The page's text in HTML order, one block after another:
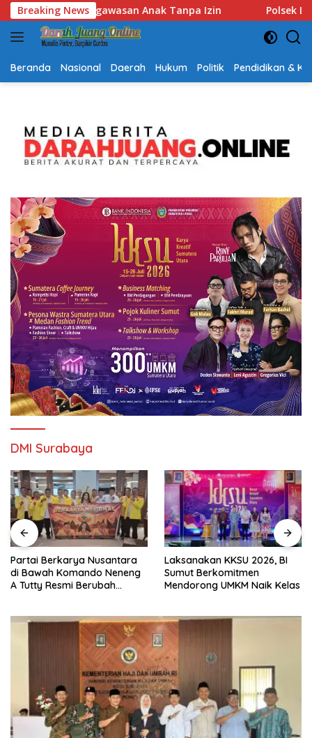
Langsung
ke
konten
Breaking News
Polsek Lubuk Baja Amankan Dua Tersangka Beserta
Beranda Nasional Daerah Hukum Politik Pendidikan &
DMI Surabaya
Partai Berkarya Nusantara
di Bawah Komando Neneng
A Tutty Resmi Berubah
Laksanakan KKSU 2026, BI
Sumut Berkomitmen
Mendorong UMKM Naik Kelas